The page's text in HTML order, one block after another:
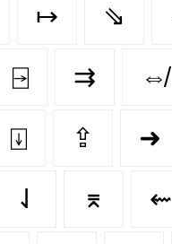
↦ ⇘
⍈ ⇉ ⇎
⍗ ⇪ ➜
⇃ ⌆ ⇜